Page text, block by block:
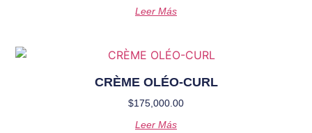
Leer Más
CRÈME OLÉO-CURL
$175,000.00
Leer Más